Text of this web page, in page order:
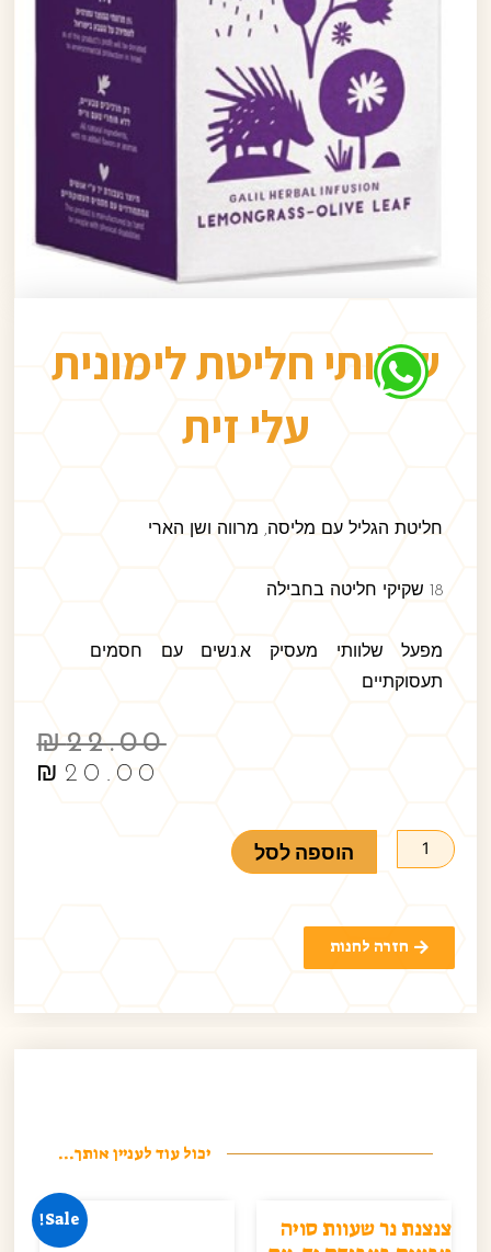
שלוותי חליטת לימונית
עלי זית
חליטת הגליל עם מליסה, מרווה ושן הארי
18 שקיקי חליטה בחבילה
מפעל שלוותי מעסיק א.נשים עם חסמים
תעסוקתיים
₪22.00
₪ 20.00
הוספה לסל
חזרה לחנות
יכול עוד לעניין אותך...
צנצנת נר שעוות סויה
Sale!